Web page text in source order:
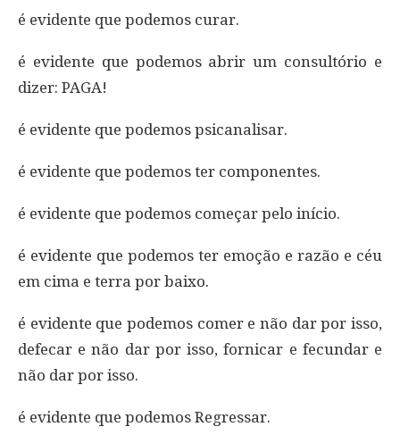
é evidente que podemos curar.
é evidente que podemos abrir um consultório e
dizer: PAGA!
é evidente que podemos psicanalisar.
é evidente que podemos ter componentes.
é evidente que podemos começar pelo início.
é evidente que podemos ter emoção e razão e céu
em cima e terra por baixo.
é evidente que podemos comer e não dar por isso,
defecar e não dar por isso, fornicar e fecundar e
não dar por isso.
é evidente que podemos Regressar.